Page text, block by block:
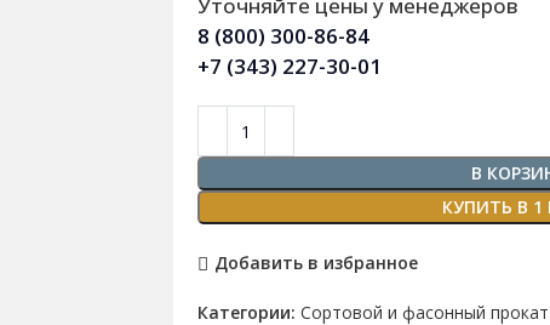
8 (800) 300-86-84
+7 (343) 227-30-01
В
КУПИТЬ В 1
Добавить в избранное
Категории: Сортовой и фасонный прокат